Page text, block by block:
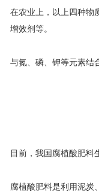
在农业上，以上四种物
增效剂等。
与氮、磷、钾等元素结
目前，我国腐植酸肥料
腐植酸肥料是利用泥炭